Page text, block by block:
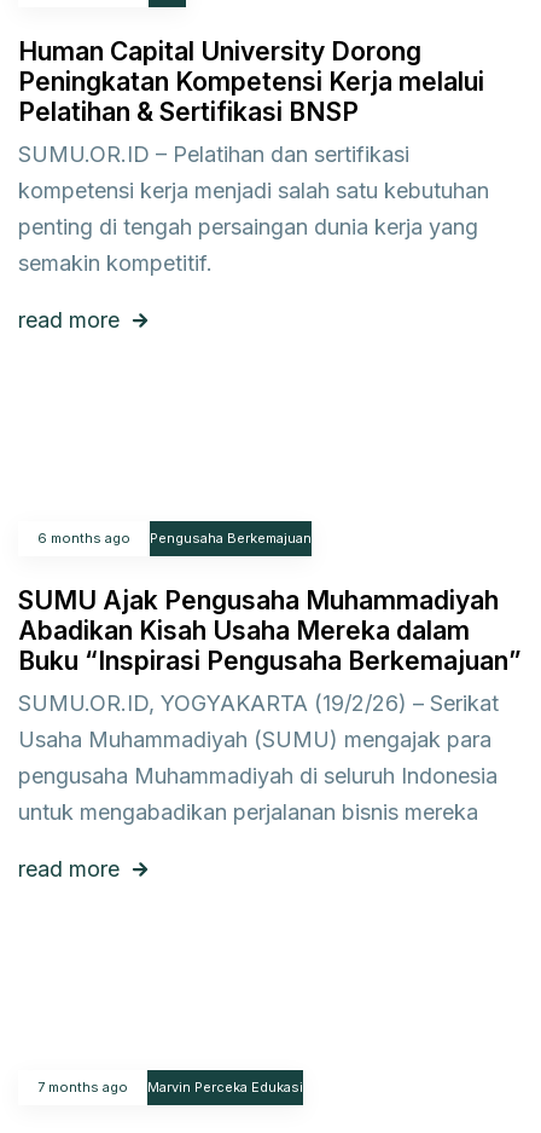
Human Capital University Dorong
Peningkatan Kompetensi Kerja melalui
Pelatihan & Sertifikasi BNSP
SUMU.OR.ID – Pelatihan dan sertifikasi
kompetensi kerja menjadi salah satu kebutuhan
penting di tengah persaingan dunia kerja yang
semakin kompetitif.
read more
6 months ago Pengusaha Berkemajuan
SUMU Ajak Pengusaha Muhammadiyah
Abadikan Kisah Usaha Mereka dalam
Buku “Inspirasi Pengusaha Berkemajuan”
SUMU.OR.ID, YOGYAKARTA (19/2/26) – Serikat
Usaha Muhammadiyah (SUMU) mengajak para
pengusaha Muhammadiyah di seluruh Indonesia
untuk mengabadikan perjalanan bisnis mereka
read more
7 months ago Marvin Perceka Edukasi